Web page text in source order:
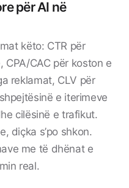
për AI në
këto: CTR për
CPA/CAC për koston e
reklamat, CLV për
e iterimeve
cilësinë e trafikut.
diçka s’po shkon.
me të dhënat e
real.